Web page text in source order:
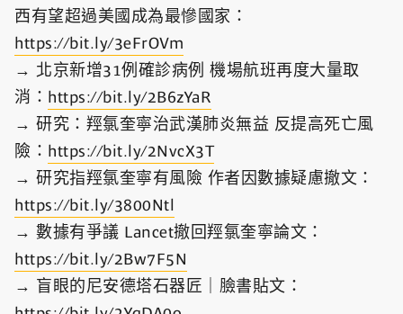
西有望超過美國成為最慘國家：
https://bit.ly/3eFrOVm
→ 北京新增31例確診病例 機場航班再度大量取
消： https://bit.ly/2B6zYaR
→ 研究：羥氯奎寧治武漢肺炎無益 反提高死亡風
險： https://bit.ly/2NvcX3T
→ 研究指羥氯奎寧有風險 作者因數據疑慮撤文：
https://bit.ly/3800Ntl
→ 數據有爭議 Lancet撤回羥氯奎寧論文：
https://bit.ly/2Bw7F5N
→ 盲眼的尼安德塔石器匠｜臉書貼文：